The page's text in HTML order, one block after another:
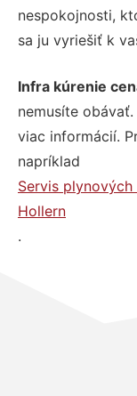
nespokojnosti,
sa ju vyriešiť k
Infra kúrenie
nemusíte
viac informácií.
napríklad
Servis
Hollern
.